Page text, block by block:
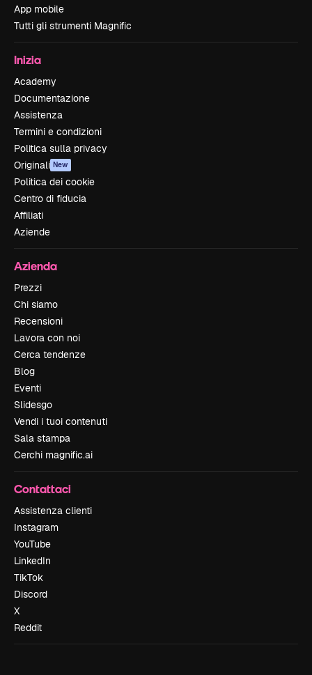
App mobile
Tutti gli strumenti Magnific
Inizia
Academy
Documentazione
Assistenza
Termini e condizioni
Politica sulla privacy
Originali New
Politica dei cookie
Centro di fiducia
Affiliati
Aziende
Azienda
Prezzi
Chi siamo
Recensioni
Lavora con noi
Cerca tendenze
Blog
Eventi
Slidesgo
Vendi i tuoi contenuti
Sala stampa
Cerchi magnific.ai
Contattaci
Assistenza clienti
Instagram
YouTube
LinkedIn
TikTok
Discord
X
Reddit